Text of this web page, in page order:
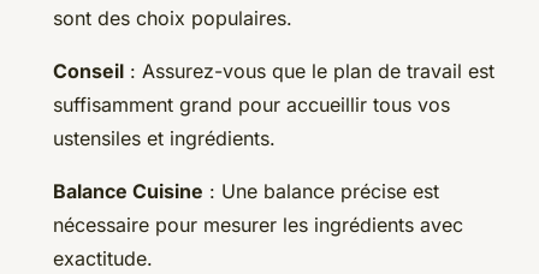
sont des choix populaires.
Conseil : Assurez-vous que le plan de travail est
suffisamment grand pour accueillir tous vos
ustensiles et ingrédients.
Balance Cuisine : Une balance précise est
nécessaire pour mesurer les ingrédients avec
exactitude.